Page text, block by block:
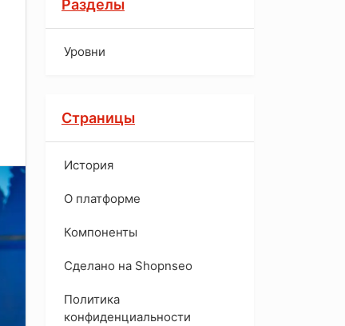
Разделы
Уровни
Страницы
История
O платформе
Компоненты
Сделано на Shopnseo
Политика
конфиденциальности